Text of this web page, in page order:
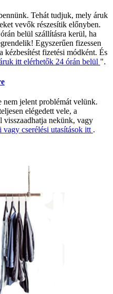
Tehát tudjuk, mely áruk
vevők részesítik előnyben.
belül szállításra kerül, ha
Egyszerűen fizessen
kézbesítést fizetési módként. És
itt elérhetők 24 órán belül ".
nem jelent problémát velünk.
elégedett vele, a
visszaadhatja nekünk, vagy
vagy cserélési utasítások itt .